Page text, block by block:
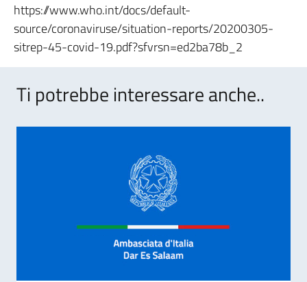
https://www.who.int/docs/default-
source/coronaviruse/situation-reports/20200305-
sitrep-45-covid-19.pdf?sfvrsn=ed2ba78b_2
Ti potrebbe interessare anche..